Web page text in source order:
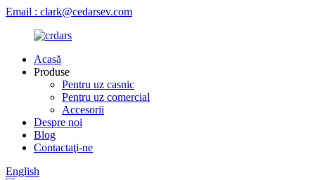
Email : clark@cedarsev.com
Acasă
Produse
Pentru uz casnic
Pentru uz comercial
Accesorii
Despre noi
Blog
Contactaţi-ne
English